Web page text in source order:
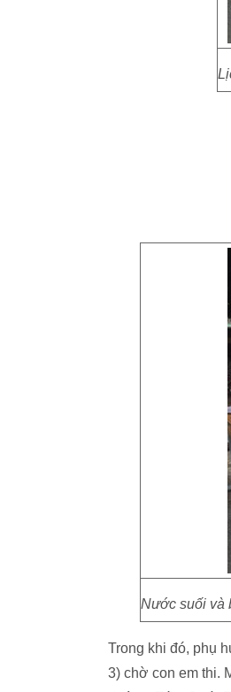
Nước suối và
Trong khi đó, phụ
3) chờ con em thi.